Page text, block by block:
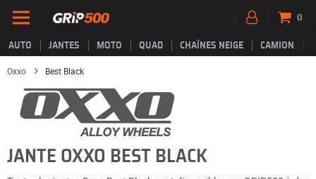
AUTO JANTES MOTO QUAD CHAÎNES NEIGE CAMION
0
Oxxo Best Black
JANTE OXXO BEST BLACK